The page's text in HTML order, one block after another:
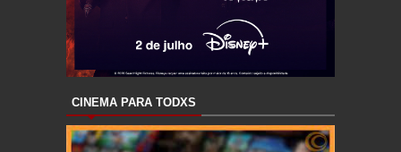
CINEMA PARA TODXS